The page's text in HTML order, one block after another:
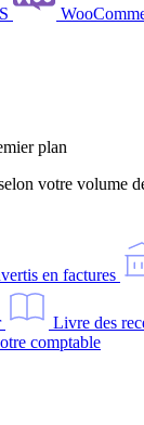
plan
votre volume
en factures
Livre des
comptable